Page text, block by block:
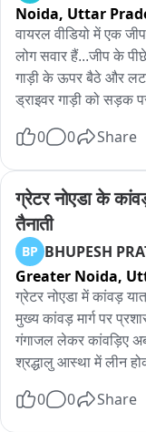
Noida, Uttar
वायरल वीडियो में एक
लोग सवार हैं...जीप के
गाड़ी के ऊपर बैठे और
ड्राइवर गाड़ी को सड़क
रहे हों
ड्राइवर की स्किल देख घूम
0 0 Share
ग्रेटर नोएडा के
तैनाती
BP BHUPESH
Greater Noida,
ग्रेटर नोएडा में कांवड़
मुख्य कांवड़ मार्ग पर
गंगाजल लेकर कांवड़िए
श्रद्धालु आस्था में लीन
तहसील प्रशासन की ओर
0 0 Share